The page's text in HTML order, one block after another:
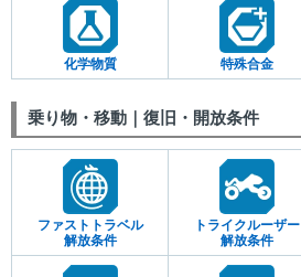
化学物質 特殊合金
乗り物・移動｜復旧・開放条件
ファストトラベル
解放条件
トライクルーザー
解放条件